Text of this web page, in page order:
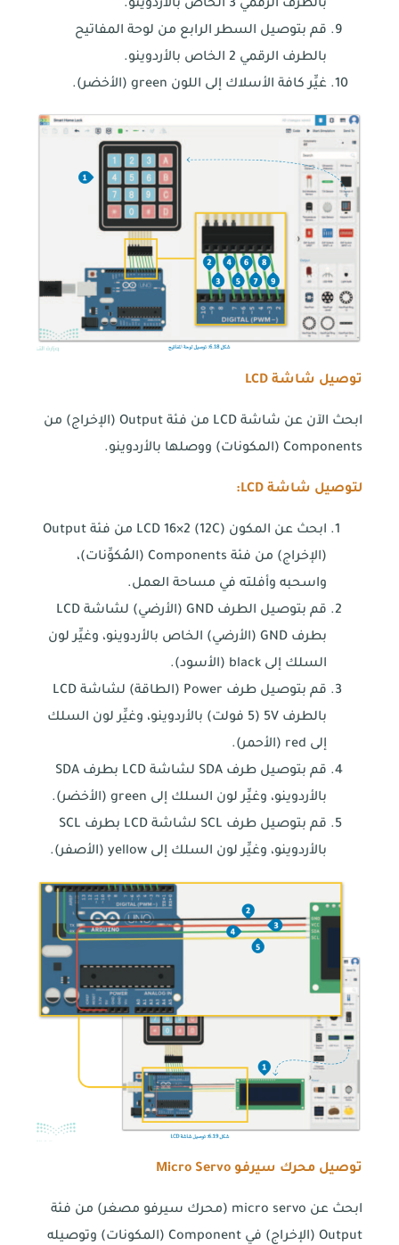
بالطرف الرقمي 3 الخاص بالأردوينو.
قم بتوصيل السطر الرابع من لوحة المفاتيح
بالطرف الرقمي 2 الخاص بالأردوينو.
غيِّر كافة الأسلاك إلى اللون green (الأخضر).
توصيل شاشةLCD
ابحث الآن عن شاشة LCD من فئة Output (الإخراج) من
Components (المكونات) ووصلها بالأردوينو.
لتوصيل شاشةLCD
:
ابحث عن المكون LCD 16×2 (12C) من فئة Output
(الإخراج) من فئة Components (المُكوِّنات)،
واسحبه وأفلته في مساحة العمل.
قم بتوصيل الطرف GND (الأرضي) لشاشة LCD
بطرف GND (الأرضي) الخاص بالأردوينو، وغيِّر لون
السلك إلى black (الأسود).
قم بتوصيل طرف Power (الطاقة) لشاشة LCD
بالطرف 5V (5 فولت) بالأردوينو، وغيِّر لون السلك
إلى red (الأحمر).
قم بتوصيل طرف SDA لشاشة LCD بطرف SDA
بالأردوينو، وغيِّر لون السلك إلى green (الأخضر).
قم بتوصيل طرف SCL لشاشة LCD بطرف SCL
بالأردوينو، وغيِّر لون السلك إلى yellow (الأصفر).
توصيل محرك سيرفوMicro Servo
ابحث عن micro servo (محرك سيرفو مصغر) من فئة
Output (الإخراج) في Component (المكونات) وتوصيله